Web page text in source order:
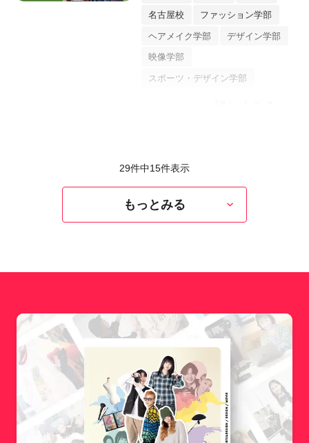
名古屋校 ファッション学部
ヘアメイク学部 デザイン学部
映像学部
スポーツ・デザイン学部
29件中15件表示
もっとみる